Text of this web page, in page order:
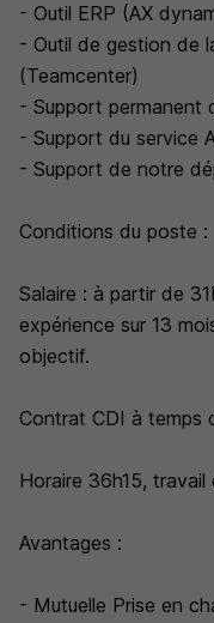
- Outil ERP (AX
- Outil de gestion de
(Teamcenter)
- Support permanent
- Support du service
- Support de notre
Conditions du poste :
Salaire : à partir de
expérience sur 13
objectif.
Contrat CDI à temps
Horaire 36h15,
Avantages :
- Mutuelle Prise en